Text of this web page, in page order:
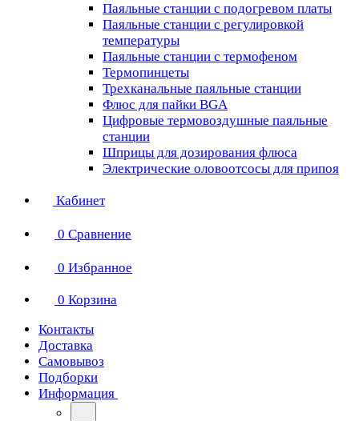
Паяльные станции с подогревом платы
Паяльные станции с регулировкой
температуры
Паяльные станции с термофеном
Термопинцеты
Трехканальные паяльные станции
Флюс для пайки BGA
Цифровые термовоздушные паяльные
станции
Шприцы для дозирования флюса
Электрические оловоотсосы для припоя
Кабинет
0 Сравнение
0 Избранное
0 Корзина
Контакты
Доставка
Самовывоз
Подборки
Информация